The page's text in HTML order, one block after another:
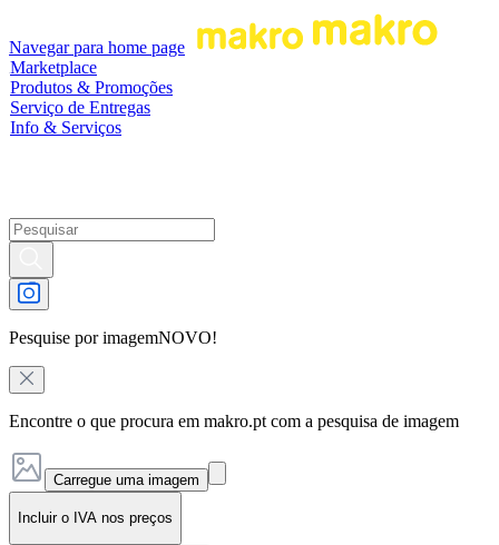
Navegar para home page
Marketplace
Produtos & Promoções
Serviço de Entregas
Info & Serviços
Pesquise por imagemNOVO!
Encontre o que procura em makro.pt com a pesquisa de imagem
Carregue uma imagem
Incluir o IVA nos preços